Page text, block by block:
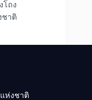
ถง
ชาติ
ห่งชาติ